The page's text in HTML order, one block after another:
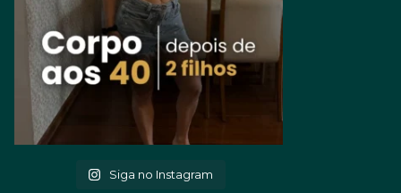
Siga no Instagram